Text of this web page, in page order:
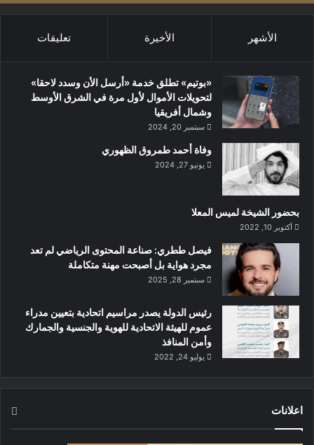
الأشهر الأخيرة تعليقات
«بوتيم» تطلق خدمة «أرسل الأن وسدد لاحقا»
لتحويلات الأموال لأول مرة في الشرق الأوسط
وشمال أفريقيا
سبتمبر 20, 2024
وفاة أحمد طمروق الظهوري
يونيو 27, 2024
بحضور الشيخة لميس المعلا
أكتوبر 10, 2022
‏فيصل ططري: صناعة المحتوى الرياضي لم تعد
مجرد هواية بل أصبحت مهنة متكاملة
سبتمبر 28, 2025
رئيس الدولة يصدر مراسيم اتحادية بتعيين مدراء
عموم للهيئة الاتحادية للهوية والجنسية والجمارك
وأمن المنافذ
يوليو 24, 2022
اعلانات